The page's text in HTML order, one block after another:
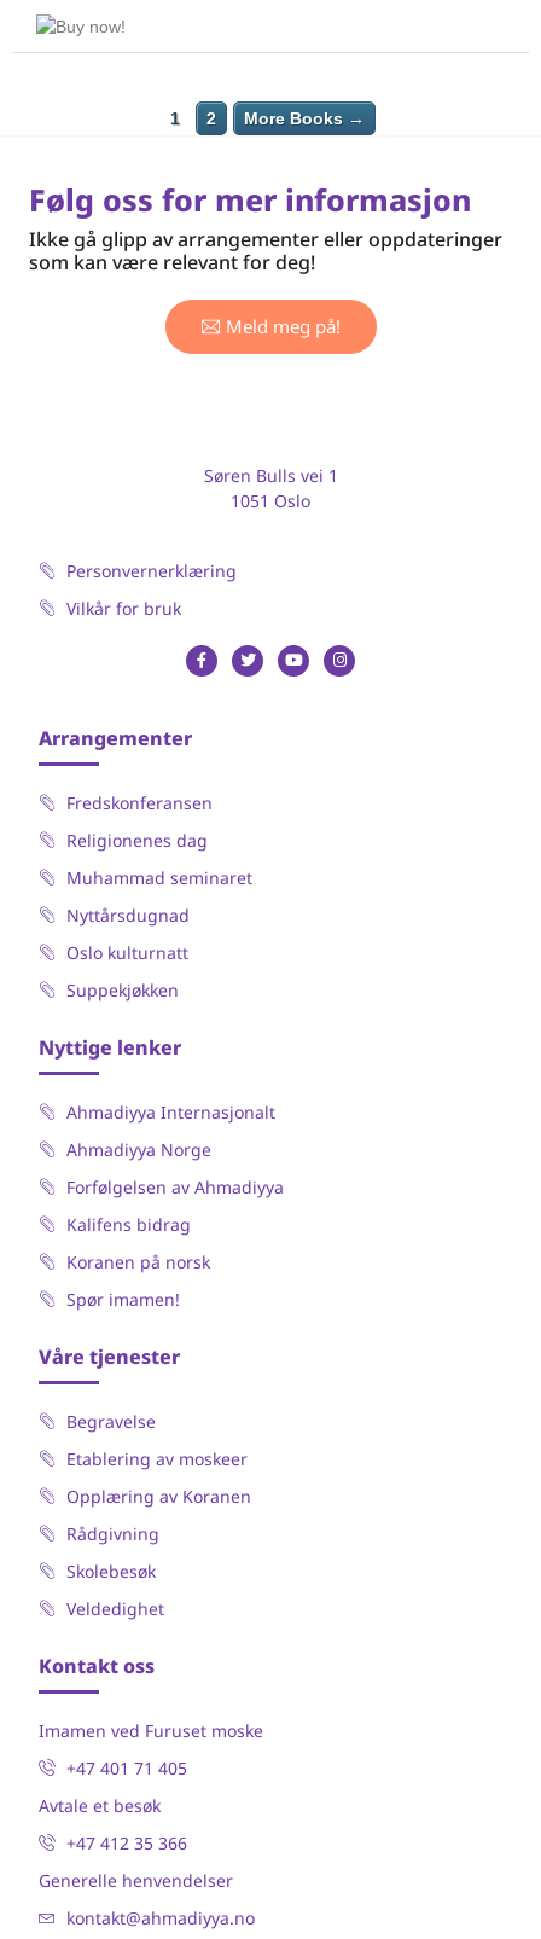
1 2 More Books →
Følg oss for mer informasjon
Ikke gå glipp av arrangementer eller oppdateringer
som kan være relevant for deg!
Meld meg på!
Søren Bulls vei 1
1051 Oslo
Personvernerklæring
Vilkår for bruk
Arrangementer
Fredskonferansen
Religionenes dag
Muhammad seminaret
Nyttårsdugnad
Oslo kulturnatt
Suppekjøkken
Nyttige lenker
Ahmadiyya Internasjonalt
Ahmadiyya Norge
Forfølgelsen av Ahmadiyya
Kalifens bidrag
Koranen på norsk
Spør imamen!
Våre tjenester
Begravelse
Etablering av moskeer
Opplæring av Koranen
Rådgivning
Skolebesøk
Veldedighet
Kontakt oss
Imamen ved Furuset moske
+47 401 71 405
Avtale et besøk
+47 412 35 366
Generelle henvendelser
kontakt@ahmadiyya.no